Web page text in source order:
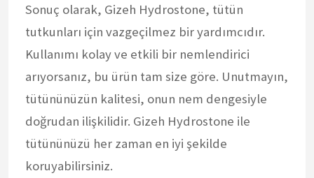
Sonuç olarak, Gizeh Hydrostone, tütün
tutkunları için vazgeçilmez bir yardımcıdır.
Kullanımı kolay ve etkili bir nemlendirici
arıyorsanız, bu ürün tam size göre. Unutmayın,
tütününüzün kalitesi, onun nem dengesiyle
doğrudan ilişkilidir. Gizeh Hydrostone ile
tütününüzü her zaman en iyi şekilde
koruyabilirsiniz.